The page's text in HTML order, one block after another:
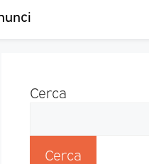
Cerca
Cerca